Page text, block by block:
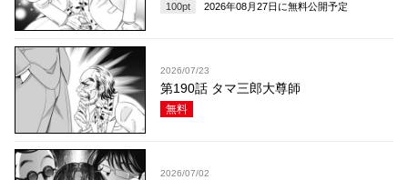
100pt 2026年08月27日 に無料公開予定
2026/07/23
第190話 タマ三郎大尊師
無料
2026/07/02